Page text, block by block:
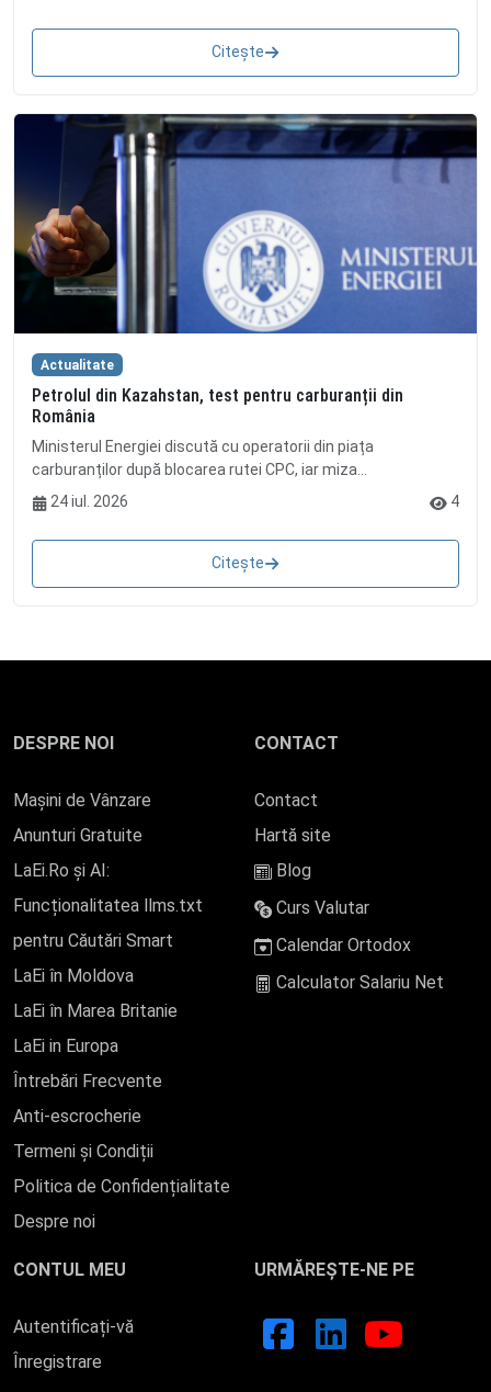
Citește
Actualitate
Petrolul din Kazahstan, test pentru carburanții din
România
Ministerul Energiei discută cu operatorii din piața
carburanților după blocarea rutei CPC, iar miza...
24 iul. 2026
4
Citește
DESPRE NOI
Mașini de Vânzare
Anunturi Gratuite
LaEi.Ro și AI:
Funcționalitatea llms.txt
pentru Căutări Smart
LaEi în Moldova
LaEi în Marea Britanie
LaEi in Europa
Întrebări Frecvente
Anti-escrocherie
Termeni și Condiții
Politica de Confidențialitate
Despre noi
CONTACT
Contact
Hartă site
Blog
Curs Valutar
Calendar Ortodox
Calculator Salariu Net
CONTUL MEU
Autentificați-vă
Înregistrare
URMĂREȘTE-NE PE